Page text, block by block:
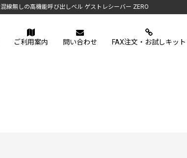
混線無しの高機能呼び出しベル ゲストレシーバー ZERO
ご利用案内 問い合わせ FAX注文・お試しキット